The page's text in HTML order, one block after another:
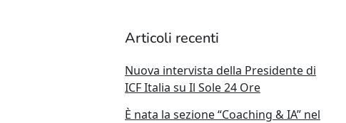
Articoli recenti
Nuova intervista della Presidente di
ICF Italia su Il Sole 24 Ore
È nata la sezione “Coaching & IA” nel